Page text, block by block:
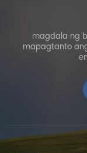
magdala ng
mapagtanto